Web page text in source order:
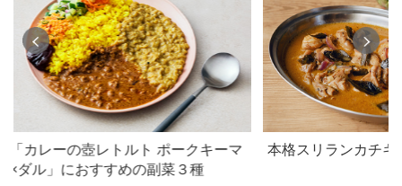
「カレーの壺レトルト ポークキーマ
×ダル」におすすめの副菜３種
本格スリランカチキ